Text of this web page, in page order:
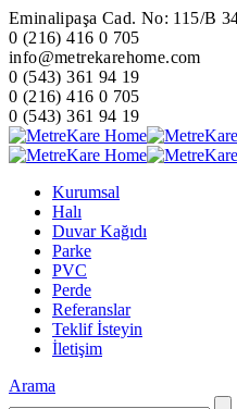
Eminalipaşa Cad. No: 115/B
0 (216) 416 0 705
info@metrekarehome.com
0 (543) 361 94 19
0 (216) 416 0 705
0 (543) 361 94 19
Kurumsal
Halı
Duvar Kağıdı
Parke
PVC
Perde
Referanslar
Teklif İsteyin
İletişim
Arama